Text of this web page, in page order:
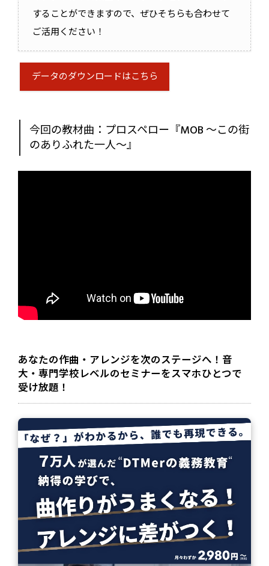
することができますので、ぜひそちらも合わせて
ご活用ください！
データのダウンロードはこちら
今回の教材曲：プロスペロー『MOB 〜この街
のありふれた一人〜』
あなたの作曲・アレンジを次のステージへ！音
大・専門学校レベルのセミナーをスマホひとつで
受け放題！